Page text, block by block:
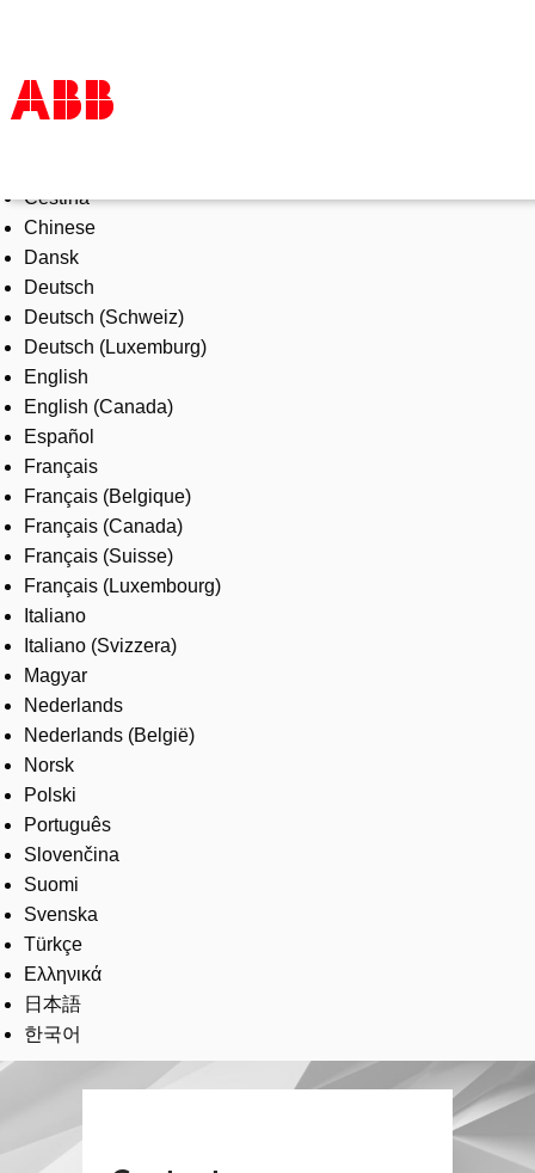
Products & Solutions
Industries
Services
About us
Where to buy
Contact us
Careers
Čeština
Chinese
Dansk
Deutsch
Deutsch (Schweiz)
Deutsch (Luxemburg)
English
English (Canada)
Español
Français
Français (Belgique)
Français (Canada)
Français (Suisse)
Français (Luxembourg)
Italiano
Italiano (Svizzera)
Magyar
Nederlands
Nederlands (België)
Norsk
Polski
Português
Slovenčina
Suomi
Svenska
Türkçe
Ελληνικά
日本語
한국어